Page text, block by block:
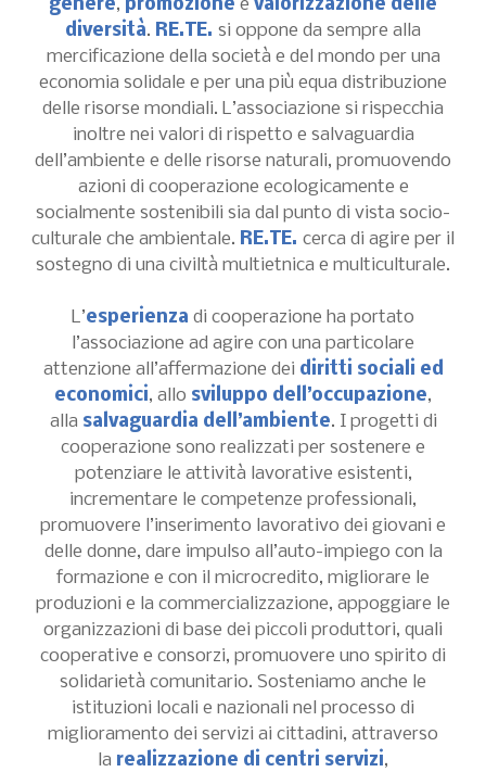
genere, promozione e valorizzazione delle
diversità. RE.TE. si oppone da sempre alla
mercificazione della società e del mondo per una
economia solidale e per una più equa distribuzione
delle risorse mondiali. L’associazione si rispecchia
inoltre nei valori di rispetto e salvaguardia
dell’ambiente e delle risorse naturali, promuovendo
azioni di cooperazione ecologicamente e
socialmente sostenibili sia dal punto di vista socio-
culturale che ambientale. RE.TE. cerca di agire per il
sostegno di una civiltà multietnica e multiculturale.
L’esperienza di cooperazione ha portato
l’associazione ad agire con una particolare
attenzione all’affermazione dei diritti sociali ed
economici, allo sviluppo dell’occupazione,
alla salvaguardia dell’ambiente. I progetti di
cooperazione sono realizzati per sostenere e
potenziare le attività lavorative esistenti,
incrementare le competenze professionali,
promuovere l’inserimento lavorativo dei giovani e
delle donne, dare impulso all’auto-impiego con la
formazione e con il microcredito, migliorare le
produzioni e la commercializzazione, appoggiare le
organizzazioni di base dei piccoli produttori, quali
cooperative e consorzi, promuovere uno spirito di
solidarietà comunitario. Sosteniamo anche le
istituzioni locali e nazionali nel processo di
miglioramento dei servizi ai cittadini, attraverso
la realizzazione di centri servizi,